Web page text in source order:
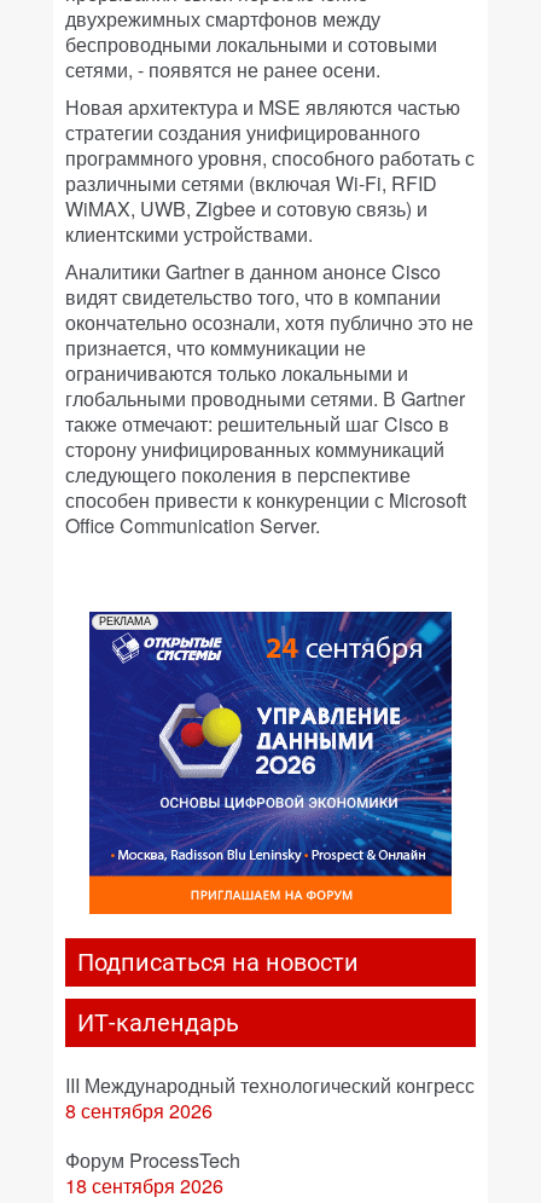
двухрежимных смартфонов между
беспроводными локальными и сотовыми
сетями, - появятся не ранее осени.
Новая архитектура и MSE являются частью
стратегии создания унифицированного
программного уровня, способного работать с
различными сетями (включая Wi-Fi, RFID
WiMAX, UWB, Zigbee и сотовую связь) и
клиентскими устройствами.
Аналитики Gartner в данном анонсе Cisco
видят свидетельство того, что в компании
окончательно осознали, хотя публично это не
признается, что коммуникации не
ограничиваются только локальными и
глобальными проводными сетями. В Gartner
также отмечают: решительный шаг Cisco в
сторону унифицированных коммуникаций
следующего поколения в перспективе
способен привести к конкуренции с Microsoft
Office Communication Server.
РЕКЛАМА
Подписаться на новости
ИТ-календарь
III Международный технологический конгресс
8 сентября 2026
Форум ProcessTech
18 сентября 2026